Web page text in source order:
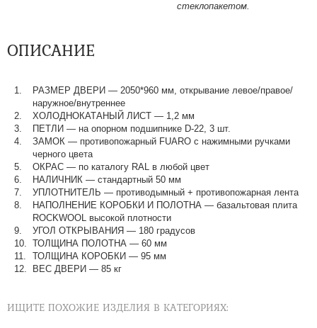
стеклопакетом.
ОПИСАНИЕ
РАЗМЕР ДВЕРИ — 2050*960 мм, открывание левое/правое/
наружное/внутреннее
ХОЛОДНОКАТАНЫЙ ЛИСТ — 1,2 мм
ПЕТЛИ — на опорном подшипнике D-22, 3 шт.
ЗАМОК — противопожарный FUARO с нажимными ручками
черного цвета
ОКРАС — по каталогу RAL в любой цвет​​​​​​​
НАЛИЧНИК — стандартный 50 мм
УПЛОТНИТЕЛЬ — противодымный + противопожарная лента
НАПОЛНЕНИЕ КОРОБКИ И ПОЛОТНА — базальтовая плита
ROCKWOOL высокой плотности
УГОЛ ОТКРЫВАНИЯ — 180 градусов
ТОЛЩИНА ПОЛОТНА — 60 мм
ТОЛЩИНА КОРОБКИ — 95 мм
ВЕС ДВЕРИ — 85 кг
ИЩИТЕ ПОХОЖИЕ ИЗДЕЛИЯ В КАТЕГОРИЯХ: